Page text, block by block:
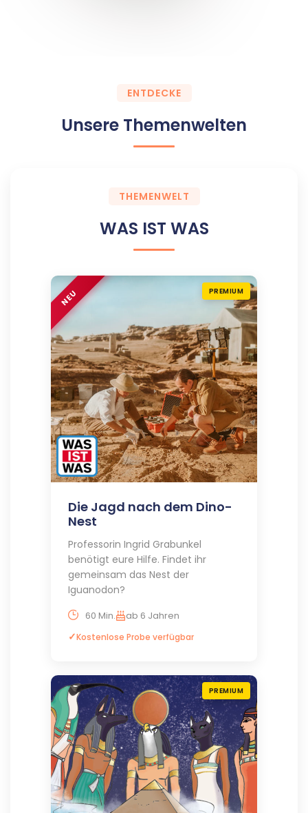
ENTDECKE
Unsere Themenwelten
THEMENWELT
WAS IST WAS
NEU PREMIUM
Die Jagd nach dem Dino-
Nest
Professorin Ingrid Grabunkel
benötigt eure Hilfe. Findet ihr
gemeinsam das Nest der
Iguanodon?
60 Min. ab 6 Jahren
Kostenlose Probe verfügbar
PREMIUM